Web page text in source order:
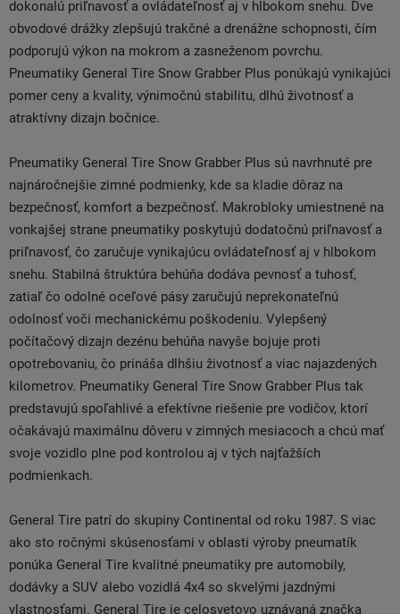
dokonalú priľnavosť a ovládateľnosť aj v hlbokom snehu. Dve
obvodové drážky zlepšujú trakčné a drenážne schopnosti, čím
podporujú výkon na mokrom a zasneženom povrchu.
Pneumatiky General Tire Snow Grabber Plus ponúkajú vynikajúci
pomer ceny a kvality, výnimočnú stabilitu, dlhú životnosť a
atraktívny dizajn bočnice.
Pneumatiky General Tire Snow Grabber Plus sú navrhnuté pre
najnáročnejšie zimné podmienky, kde sa kladie dôraz na
bezpečnosť, komfort a bezpečnosť. Makrobloky umiestnené na
vonkajšej strane pneumatiky poskytujú dodatočnú priľnavosť a
priľnavosť, čo zaručuje vynikajúcu ovládateľnosť aj v hlbokom
snehu. Stabilná štruktúra behúňa dodáva pevnosť a tuhosť,
zatiaľ čo odolné oceľové pásy zaručujú neprekonateľnú
odolnosť voči mechanickému poškodeniu. Vylepšený
počítačový dizajn dezénu behúňa navyše bojuje proti
opotrebovaniu, čo prináša dlhšiu životnosť a viac najazdených
kilometrov. Pneumatiky General Tire Snow Grabber Plus tak
predstavujú spoľahlivé a efektívne riešenie pre vodičov, ktorí
očakávajú maximálnu dôveru v zimných mesiacoch a chcú mať
svoje vozidlo plne pod kontrolou aj v tých najťažších
podmienkach.
General Tire patrí do skupiny Continental od roku 1987. S viac
ako sto ročnými skúsenosťami v oblasti výroby pneumatík
ponúka General Tire kvalitné pneumatiky pre automobily,
dodávky a SUV alebo vozidlá 4x4 so skvelými jazdnými
vlastnosťami. General Tire je celosvetovo uznávaná značka